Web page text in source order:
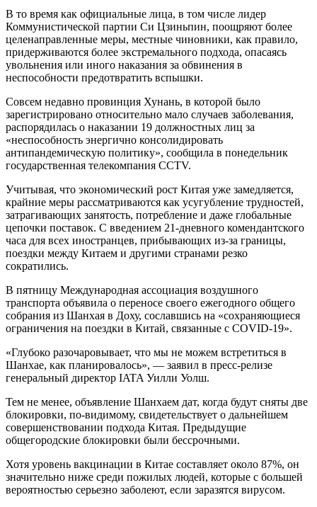
В то время как официальные лица, в том числе лидер
Коммунистической партии Си Цзиньпин, поощряют более
целенаправленные меры, местные чиновники, как правило,
придерживаются более экстремального подхода, опасаясь
увольнения или иного наказания за обвинения в
неспособности предотвратить вспышки.
Совсем недавно провинция Хунань, в которой было
зарегистрировано относительно мало случаев заболевания,
распорядилась о наказании 19 должностных лиц за
«неспособность энергично консолидировать
антипандемическую политику», сообщила в понедельник
государственная телекомпания CCTV.
Учитывая, что экономический рост Китая уже замедляется,
крайние меры рассматриваются как усугубление трудностей,
затрагивающих занятость, потребление и даже глобальные
цепочки поставок. С введением 21-дневного комендантского
часа для всех иностранцев, прибывающих из-за границы,
поездки между Китаем и другими странами резко
сократились.
В пятницу Международная ассоциация воздушного
транспорта объявила о переносе своего ежегодного общего
собрания из Шанхая в Доху, сославшись на «сохраняющиеся
ограничения на поездки в Китай, связанные с COVID-19».
«Глубоко разочаровывает, что мы не можем встретиться в
Шанхае, как планировалось», — заявил в пресс-релизе
генеральный директор IATA Уилли Уолш.
Тем не менее, объявление Шанхаем дат, когда будут сняты две
блокировки, по-видимому, свидетельствует о дальнейшем
совершенствовании подхода Китая. Предыдущие
общегородские блокировки были бессрочными.
Хотя уровень вакцинации в Китае составляет около 87%, он
значительно ниже среди пожилых людей, которые с большей
вероятностью серьезно заболеют, если заразятся вирусом.